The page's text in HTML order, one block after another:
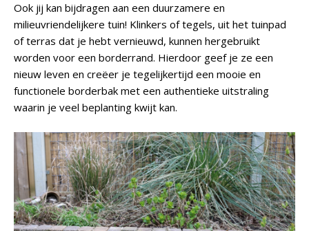
Ook jij kan bijdragen aan een duurzamere en
milieuvriendelijkere tuin! Klinkers of tegels, uit het tuinpad
of terras dat je hebt vernieuwd, kunnen hergebruikt
worden voor een borderrand. Hierdoor geef je ze een
nieuw leven en creëer je tegelijkertijd een mooie en
functionele borderbak met een authentieke uitstraling
waarin je veel beplanting kwijt kan.